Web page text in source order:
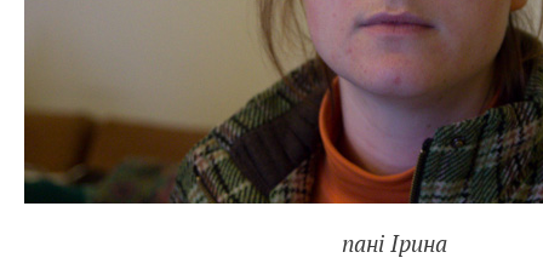
пані Ірина